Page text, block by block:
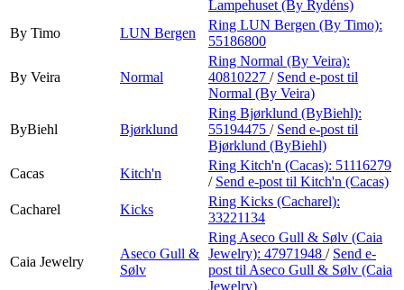
Lampehuset (By Rydéns)
By Timo
LUN Bergen
Ring LUN Bergen (By Timo):
55186800
By Veira Normal
Ring Normal (By Veira):
40810227 / Send e-post til
Normal (By Veira)
ByBiehl Bjørklund
Ring Bjørklund (ByBiehl):
55194475 / Send e-post til
Bjørklund (ByBiehl)
Cacas
Kitch'n
Ring Kitch'n (Cacas): 51116279
/ Send e-post til Kitch'n (Cacas)
Cacharel
Kicks
Ring Kicks (Cacharel):
33221134
Caia Jewelry
Aseco Gull &
Sølv
Ring Aseco Gull & Sølv (Caia
Jewelry): 47971948 / Send e-
post til Aseco Gull & Sølv (Caia
Jewelry)